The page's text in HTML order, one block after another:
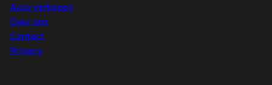
Auto verkopen
Over ons
Contact
Privacy